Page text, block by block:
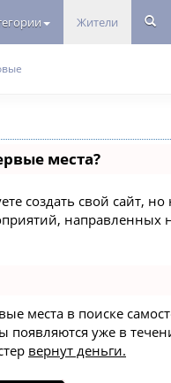
Жители
места?
создать свой сайт,
места в поиске
появляются уже в
вернут деньги.